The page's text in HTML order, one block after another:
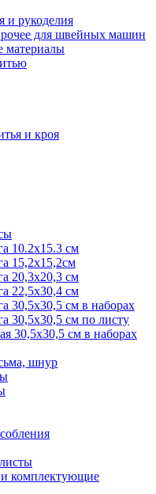
и рукоделия
для швейных машин
материалы
и кроя
10.2х15.3 см
15,2х15,2см
20,3х20,3 см
22,5х30,4 см
30,5х30,5 см в наборах
30,5х30,5 см по листу
30,5х30,5 см в наборах
шнур
комплектующие